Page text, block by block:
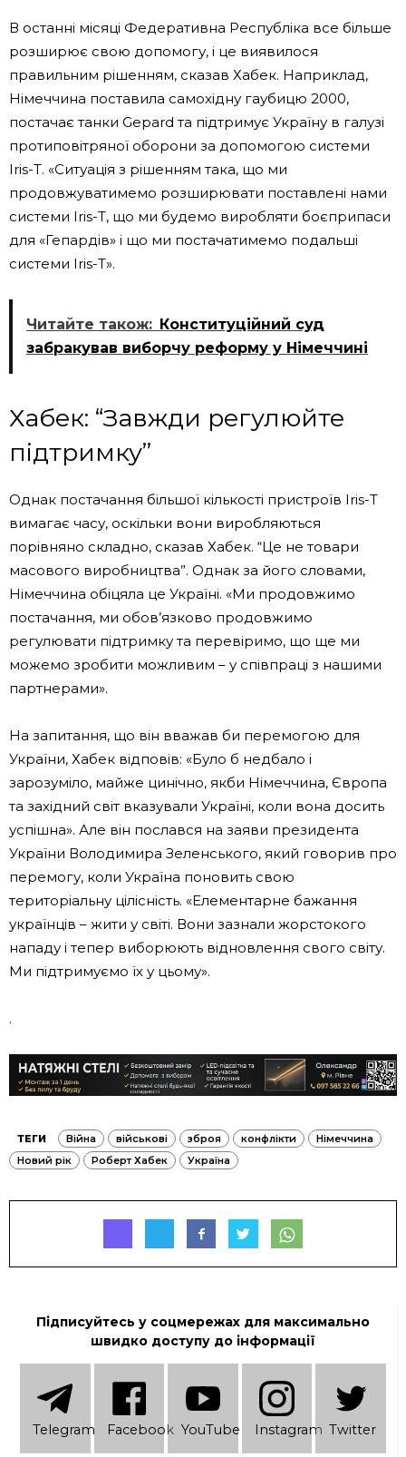
В останні місяці Федеративна Республіка все більше
розширює свою допомогу, і це виявилося
правильним рішенням, сказав Хабек. Наприклад,
Німеччина поставила самохідну гаубицю 2000,
постачає танки Gepard та підтримує Україну в галузі
протиповітряної оборони за допомогою системи
Iris-T. «Ситуація з рішенням така, що ми
продовжуватимемо розширювати поставлені нами
системи Iris-T, що ми будемо виробляти боєприпаси
для «Гепардів» і що ми постачатимемо подальші
системи Iris-T».
Читайте також: Конституційний суд
забракував виборчу реформу у Німеччині
Хабек: “Завжди регулюйте
підтримку”
Однак постачання більшої кількості пристроїв Iris-T
вимагає часу, оскільки вони виробляються
порівняно складно, сказав Хабек. “Це не товари
масового виробництва”. Однак за його словами,
Німеччина обіцяла це Україні. «Ми продовжимо
постачання, ми обов’язково продовжимо
регулювати підтримку та перевіримо, що ще ми
можемо зробити можливим – у співпраці з нашими
партнерами».
На запитання, що він вважав би перемогою для
України, Хабек відповів: «Було б недбало і
зарозуміло, майже цинічно, якби Німеччина, Європа
та західний світ вказували Україні, коли вона досить
успішна». Але він послався на заяви президента
України Володимира Зеленського, який говорив про
перемогу, коли Україна поновить свою
територіальну цілісність. «Елементарне бажання
українців – жити у світі. Вони зазнали жорстокого
нападу і тепер виборюють відновлення свого світу.
Ми підтримуємо їх у цьому».
.
ТЕГИ Війна військові зброя конфлікти
Німеччина
Новий рік
Роберт Хабек Україна
Підписуйтесь у соцмережах для максимально
швидко доступу до інформації
Telеgram Facebook YouTube Instagram Twitter